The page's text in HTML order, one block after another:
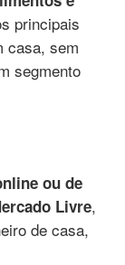
principais
casa, sem
segmento
ou de
Livre,
de casa,